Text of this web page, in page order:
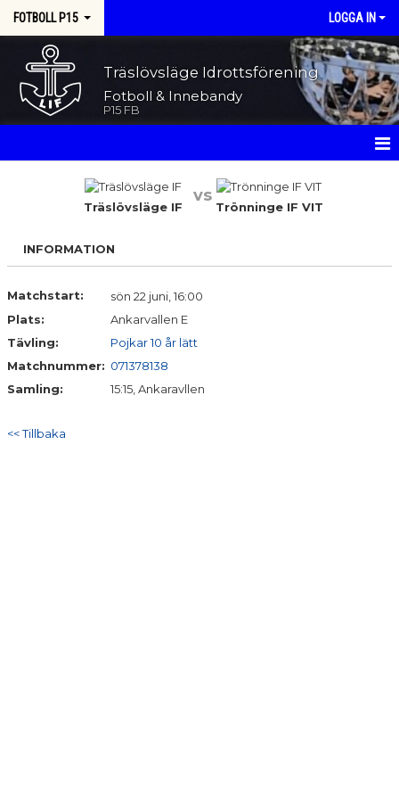
FOTBOLL P15 LOGGA IN
Träslövsläge Idrottsförening
Fotboll & Innebandy
P15 FB
KALENDER
MATCHER
BILDGALLERI
Träslövsläge IF
vs
Trönninge IF VIT
INFORMATION
Matchstart:
sön 22 juni, 16:00
Plats:
Ankarvallen E
Tävling:
Pojkar 10 år lätt
Matchnummer: 071378138
Samling:
15:15, Ankaravllen
<< Tillbaka